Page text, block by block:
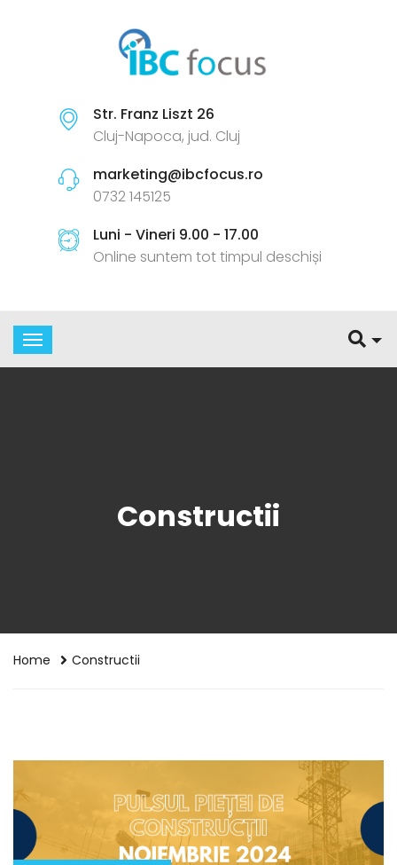
Str. Franz Liszt 26
Cluj-Napoca, jud. Cluj
marketing@ibcfocus.ro
0732 145125
Luni - Vineri 9.00 - 17.00
Online suntem tot timpul deschiși
Constructii
Home Constructii